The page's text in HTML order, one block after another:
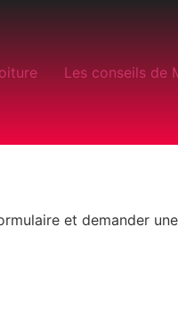
Les conseils de
et demander